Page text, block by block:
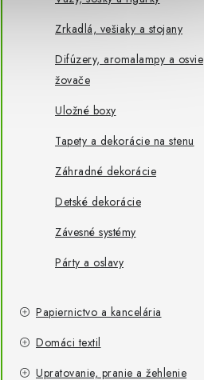
Zrkadlá, vešiaky a stojany
Difúzery, aromalampy a osvie
žovače
Uložné boxy
Tapety a dekorácie na stenu
Záhradné dekorácie
Detské dekorácie
Závesné systémy
Párty a oslavy
Papiernictvo a kancelária
Domáci textil
Upratovanie, pranie a žehlenie